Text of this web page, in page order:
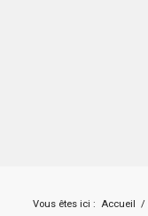
Vous êtes ici : Accueil /